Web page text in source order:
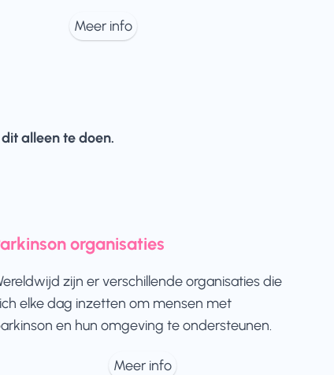
Meer info
alleen te doen.
organisaties
zijn er verschillende organisaties die
elke dag inzetten om mensen met
en hun omgeving te ondersteunen.
Meer info